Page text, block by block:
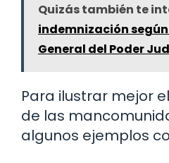
Quizás también te
indemnización según
General del Poder
Para ilustrar mejor
de las
algunos ejemplos